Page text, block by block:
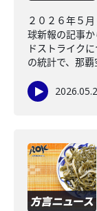
２０２６年５
球新報の記事
ドストライク
の統計で、那